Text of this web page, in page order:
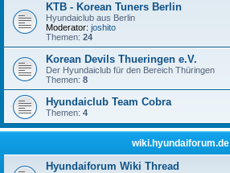
KTB - Korean Tuners Berlin
Hyundaiclub aus Berlin
Moderator: joshito
Themen: 24
Korean Devils Thueringen e.V.
Der Hyundaiclub für den Bereich Thüringen
Themen: 8
Hyundaiclub Team Cobra
Themen: 4
wiki.hyundaiforum.de
Hyundaiforum Wiki Thread